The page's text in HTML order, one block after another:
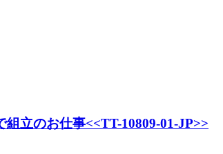
立のお仕事<<TT-10809-01-JP>>